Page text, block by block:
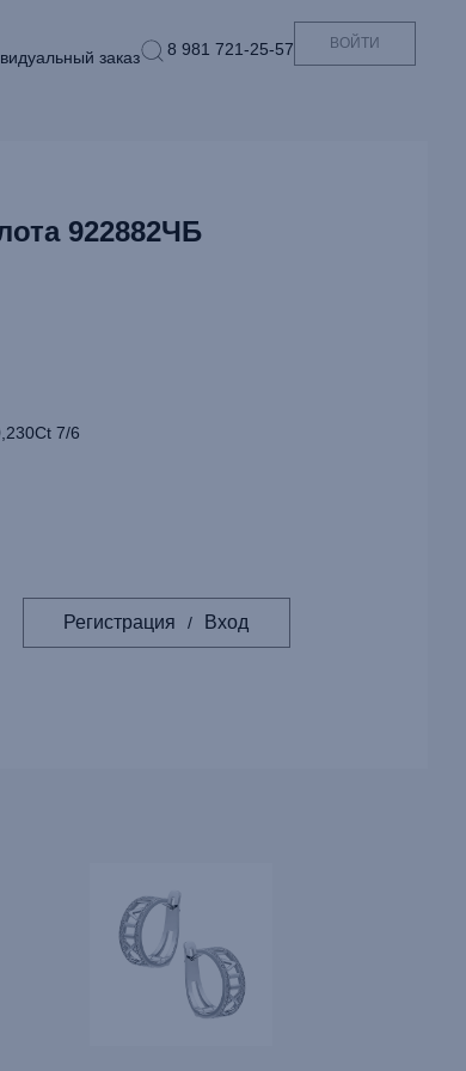
заказ 8 981 721-25-57 ВОЙТИ
922882ЧБ
7/6
Регистрация / Вход